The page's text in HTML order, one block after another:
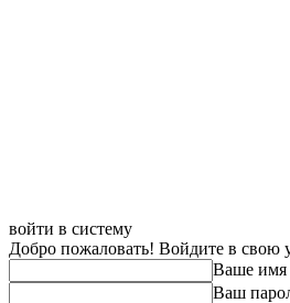
войти в систему
Добро пожаловать! Войдите в свою
Ваше имя
Ваш